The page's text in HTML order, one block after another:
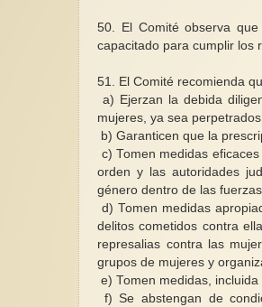
50.
El Comité observa
capacitado para cumplir los
51. El Comité recomienda
a) Ejerzan la debida
mujeres, ya sea
b) Garanticen que la
c) Tomen medidas
orden y las autoridades
género dentro de las
d) Tomen medidas
delitos cometidos contra
represalias contra las
grupos de mujeres y
e) Tomen medidas,
f) Se abstengan de